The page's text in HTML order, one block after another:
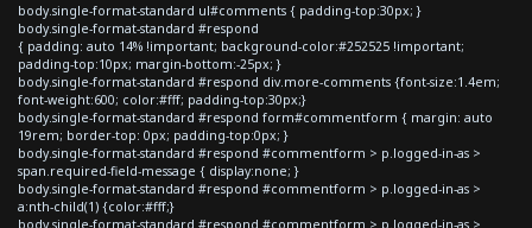
body.single-format-standard ul#comments { padding-top:30px; }
body.single-format-standard #respond
{ padding: auto 14% !important; background-color:#252525 !important;
padding-top:10px; margin-bottom:-25px; }
body.single-format-standard #respond div.more-comments {font-size:1.4em;
font-weight:600; color:#fff; padding-top:30px;}
body.single-format-standard #respond form#commentform { margin: auto
19rem; border-top: 0px; padding-top:0px; }
body.single-format-standard #respond #commentform > p.logged-in-as >
span.required-field-message { display:none; }
body.single-format-standard #respond #commentform > p.logged-in-as >
a:nth-child(1) {color:#fff;}
body.single-format-standard #respond #commentform > p.logged-in-as >